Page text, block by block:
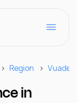
Region
in